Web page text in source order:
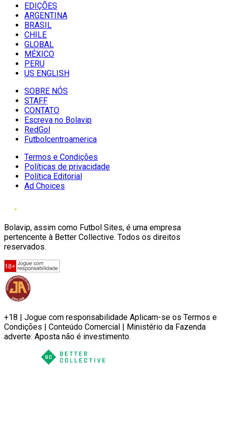
EDIÇÕES
ARGENTINA
BRASIL
CHILE
GLOBAL
MÉXICO
PERU
US ENGLISH
SOBRE NÓS
STAFF
CONTATO
Escreva no Bolavip
RedGol
Futbolcentroamerica
Termos e Condições
Políticas de privacidade
Política Editorial
Ad Choices
Bolavip, assim como Futbol Sites, é uma empresa
pertencente à Better Collective. Todos os direitos
reservados.
+18 | Jogue com responsabilidade Aplicam-se os Termos e
Condições | Conteúdo Comercial | Ministério da Fazenda
adverte: Aposta não é investimento.